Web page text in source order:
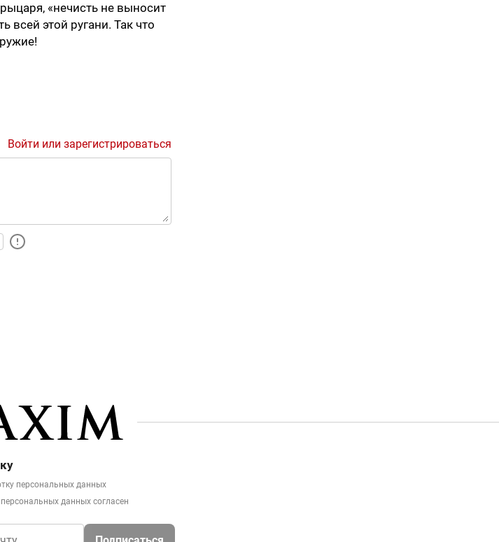
«нечисть не выносит
всей этой ругани. Так что
Войти или зарегистрироваться
персональных данных
данных согласен